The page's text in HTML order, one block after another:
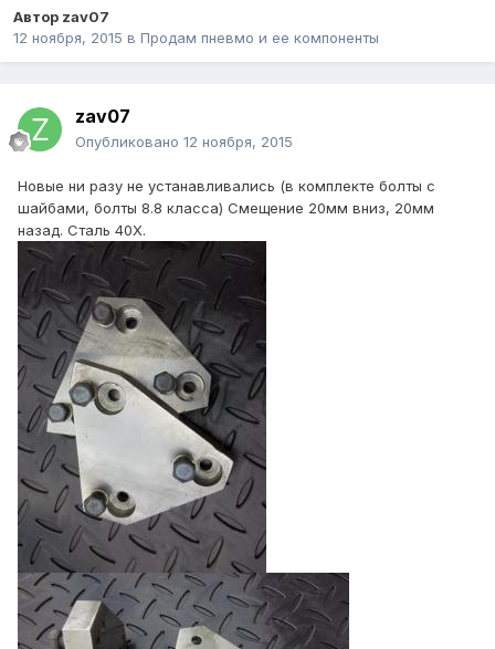
Автор zav07
12 ноября, 2015 в Продам пневмо и ее компоненты
zav07
Опубликовано 12 ноября, 2015
Новые ни разу не устанавливались (в комплекте болты с
шайбами, болты 8.8 класса) Смещение 20мм вниз, 20мм
назад. Сталь 40X.